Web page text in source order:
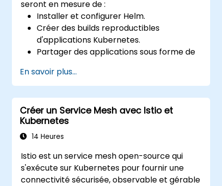
seront en mesure de :
Installer et configurer Helm.
Créer des builds reproductibles
d'applications Kubernetes.
Partager des applications sous forme de
Déployer des applications tierces
enregistrées en tant que charts Helm.
Gérer les versions des packages Helm.
En savoir plus...
Créer un Service Mesh avec Istio et
Kubernetes
14 Heures
Istio est un service mesh open-source qui
s'exécute sur Kubernetes pour fournir une
connectivité sécurisée, observable et gérable